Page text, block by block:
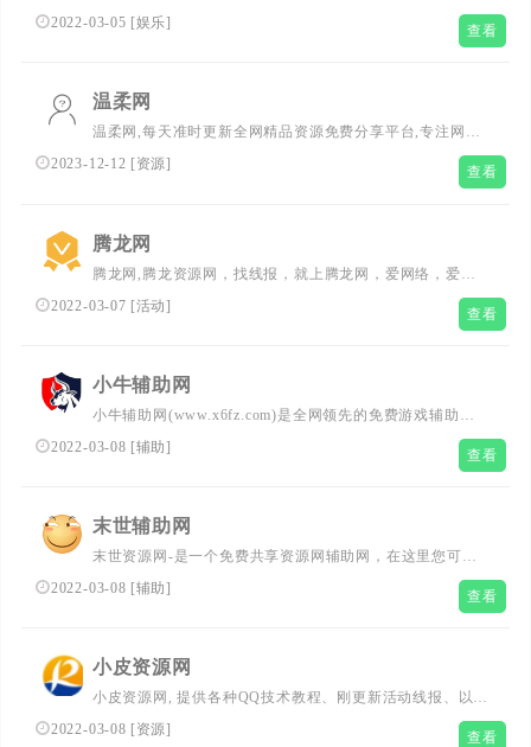
享,网站导航,cf活动大全等,让我们的生活更加精彩有乐趣。
2022-03-05 [娱乐] 查看
温柔网
温柔网,每天准时更新全网精品资源免费分享平台,专注网络
活动线报,技术教程,自学教程,网站源码,技术导航,绿色资源,
包括绿色软件资源,办公资源,游戏图文攻略资源等,了全网资
2023-12-12 [资源] 查看
腾龙网
腾龙网,腾龙资源网，找线报，就上腾龙网，爱网络，爱分
享优惠券活动。专注活动，线报，赚客吧，教程分享，还有
电脑技巧以及其他日常信息、游戏资讯等，总之就是网络那
2022-03-07 [活动] 查看
小牛辅助网
小牛辅助网(www.x6fz.com)是全网领先的免费游戏辅助网,
每天更新大量实用的游戏辅助,安卓软件,活动线报等,我爱辅
2022-03-08 [辅助] 查看
末世辅助网
末世资源网-是一个免费共享资源网辅助网，在这里您可以
下载精品软件、游戏辅助、系统工具、手机工具等；此外我
们还收集了活动线报(QQ活动、游戏、现金活动以及白嫖实
2022-03-08 [辅助] 查看
小皮资源网
小皮资源网, 提供各种QQ技术教程、刚更新活动线报、以及
各种好玩的软件等、记得每天都要访问一下我们的网站，让
2022-03-08 [资源] 查看